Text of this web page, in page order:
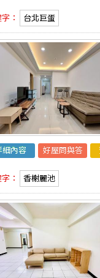
： 台北巨蛋
細內容 好屋問與答
： 香榭麗池